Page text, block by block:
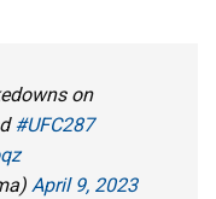
on
#UFC287
April 9, 2023